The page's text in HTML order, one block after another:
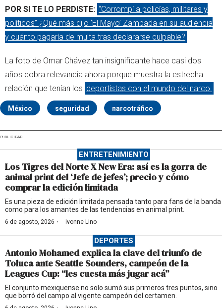
POR SI TE LO PERDISTE: “Corrompí a policías, militares y
políticos” ¿Qué más dijo ‘El Mayo’ Zambada en su audiencia
y cuánto pagaría de multa tras declararse culpable?
La foto de Omar Chávez tan insignificante hace casi dos
años cobra relevancia ahora porque muestra la estrecha
relación que tenían los deportistas con el mundo del narco.
México seguridad narcotráfico
PUBLICIDAD
ENTRETENIMIENTO
Los Tigres del Norte X New Era: así es la gorra de
animal print del ‘Jefe de jefes’; precio y cómo
comprar la edición limitada
Es una pieza de edición limitada pensada tanto para fans de la banda
como para los amantes de las tendencias en animal print.
6 de agosto, 2026 · Ivonne Lino
DEPORTES
Antonio Mohamed explica la clave del triunfo de
Toluca ante Seattle Sounders, campeón de la
Leagues Cup: “les cuesta más jugar acá”
El conjunto mexiquense no solo sumó sus primeros tres puntos, sino
que borró del campo al vigente campeón del certamen.